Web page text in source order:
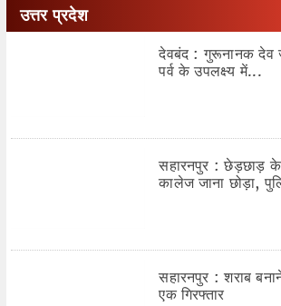
उत्तर प्रदेश
देवबंद : गुरूनानक देव
पर्व के उपलक्ष्य में...
सहारनपुर : छेड़छाड़
कालेज जाना छोड़ा,
सहारनपुर : शराब
एक गिरफ्तार